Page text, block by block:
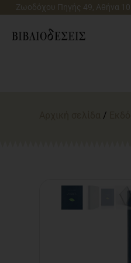
Μετάβαση
περιεχόμενο
Ζωοδόχου Πηγής 49, Αθήνα
/